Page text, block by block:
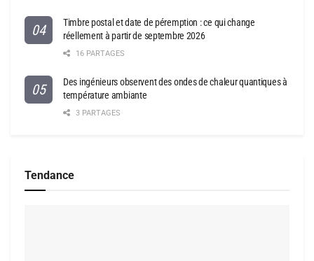
Timbre postal et date de péremption : ce qui change
réellement à partir de septembre 2026
16 PARTAGES
Des ingénieurs observent des ondes de chaleur quantiques à
température ambiante
3 PARTAGES
Tendance